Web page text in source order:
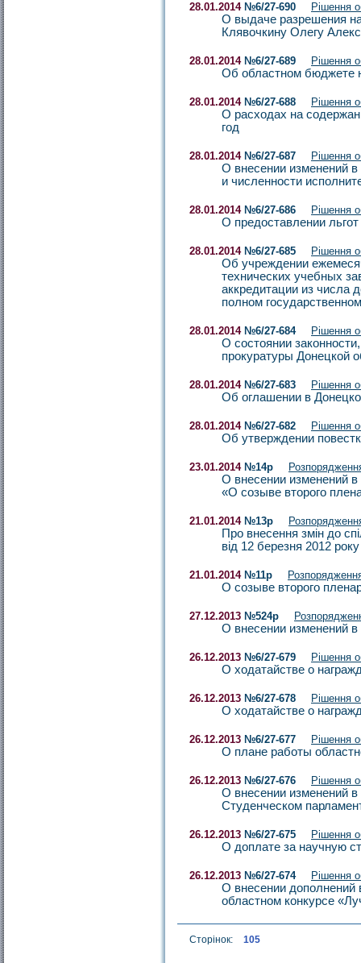
28.01.2014№6/27-690 Рішення
О выдаче разрешения
Клявочкину Олегу
28.01.2014№6/27-689 Рішення
Об областном бюджете
28.01.2014№6/27-688 Рішення
О расходах на
год
28.01.2014№6/27-687 Рішення
О внесении изменений
и численности
28.01.2014№6/27-686 Рішення
О предоставлении
28.01.2014№6/27-685 Рішення
Об учреждении
технических учебных
аккредитации из числа
полном
28.01.2014№6/27-684 Рішення
О состоянии
прокуратуры Донецкой
28.01.2014№6/27-683 Рішення
Об оглашении в
28.01.2014№6/27-682 Рішення
Об утверждении
23.01.2014№14р
О внесении изменений в
«О созыве второго
21.01.2014№13р
Про внесення змін до
від 12 березня 2012
21.01.2014№11р
О созыве второго
27.12.2013 №524р
О внесении изменений
26.12.2013 №6/27-679 Рішення
О ходатайстве о
26.12.2013 №6/27-678 Рішення
О ходатайстве о
26.12.2013 №6/27-677 Рішення
О плане работы
26.12.2013 №6/27-676 Рішення
О внесении изменений
Студенческом
26.12.2013 №6/27-675 Рішення
О доплате за научную
26.12.2013 №6/27-674 Рішення
О внесении дополнений
областном конкурсе
Сторінок: 105